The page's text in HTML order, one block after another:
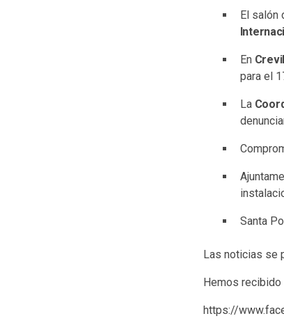
El salón
En
para el
La
Santa
Las noticias se
Hemos recibido
https://